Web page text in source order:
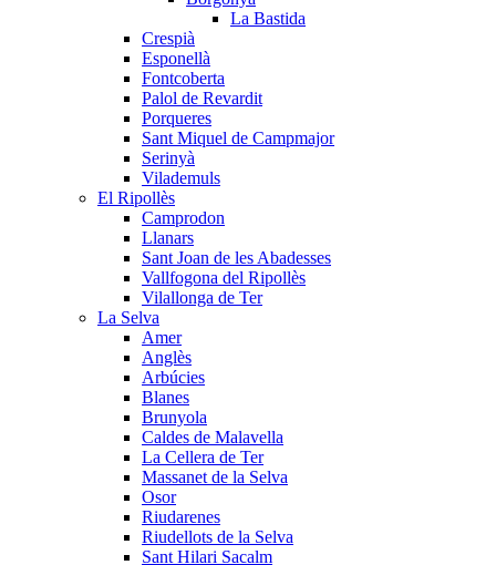
La Bastida
Crespià
Esponellà
Fontcoberta
Palol de Revardit
Porqueres
Sant Miquel de Campmajor
Serinyà
Vilademuls
El Ripollès
Camprodon
Llanars
Sant Joan de les Abadesses
Vallfogona del Ripollès
Vilallonga de Ter
La Selva
Amer
Anglès
Arbúcies
Blanes
Brunyola
Caldes de Malavella
La Cellera de Ter
Massanet de la Selva
Osor
Riudarenes
Riudellots de la Selva
Sant Hilari Sacalm